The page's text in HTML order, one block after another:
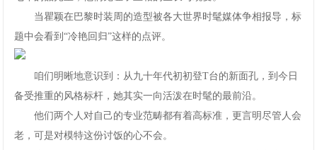
当瞿颖在巴黎时装周的造型被各大世界时髦媒体争相报导，标
题中会看到“冷艳回归”这样的点评。
咱们明晰地意识到：从九十年代初初登T台的新面孔，到今日
备受推重的风格标杆，她其实一向活泼在时髦的最前沿。
他们两个人对自己的专业范畴都有着高标准，更言明尽管人会
老，可是对模特这份讨饭的心不会。